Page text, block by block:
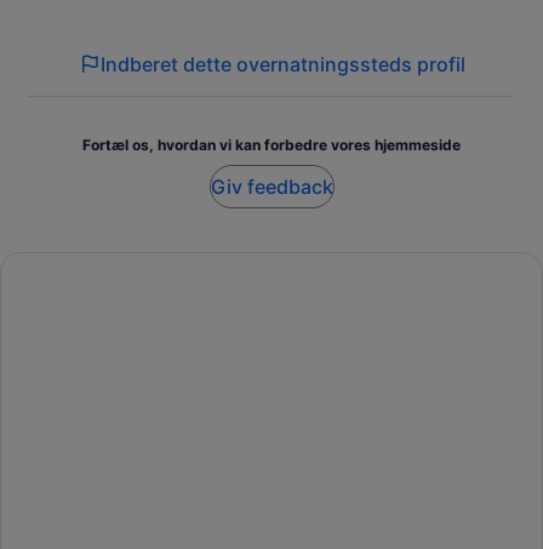
Indberet dette overnatningssteds profil
Fortæl os, hvordan vi kan forbedre vores hjemmeside
Giv feedback